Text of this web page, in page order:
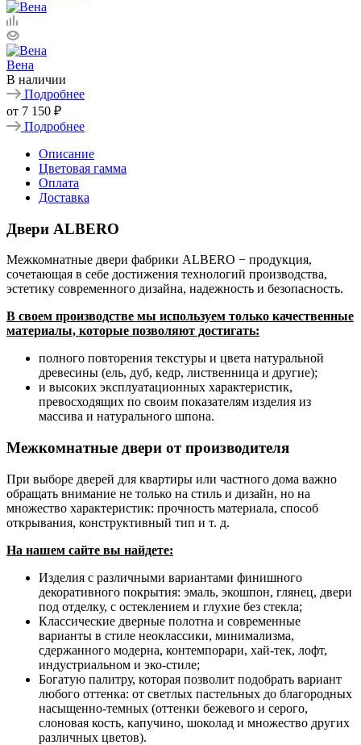
Вена
В наличии
Подробнее
от 7 150 ₽
Подробнее
Описание
Цветовая гамма
Оплата
Доставка
Двери ALBERO
Межкомнатные двери фабрики ALBERO − продукция,
сочетающая в себе достижения технологий производства,
эстетику современного дизайна, надежность и безопасность.
В своем производстве мы используем только качественные
материалы, которые позволяют достигать:
полного повторения текстуры и цвета натуральной
древесины (ель, дуб, кедр, лиственница и другие);
и высоких эксплуатационных характеристик,
превосходящих по своим показателям изделия из
массива и натурального шпона.
Межкомнатные двери от производителя
При выборе дверей для квартиры или частного дома важно
обращать внимание не только на стиль и дизайн, но на
множество характеристик: прочность материала, способ
открывания, конструктивный тип и т. д.
На нашем сайте вы найдете:
Изделия с различными вариантами финишного
декоративного покрытия: эмаль, экошпон, глянец, двери
под отделку, с остеклением и глухие без стекла;
Классические дверные полотна и современные
варианты в стиле неоклассики, минимализма,
сдержанного модерна, контемпорари, хай-тек, лофт,
индустриальном и эко-стиле;
Богатую палитру, которая позволит подобрать вариант
любого оттенка: от светлых пастельных до благородных
насыщенно-темных (оттенки бежевого и серого,
слоновая кость, капучино, шоколад и множество других
различных цветов).